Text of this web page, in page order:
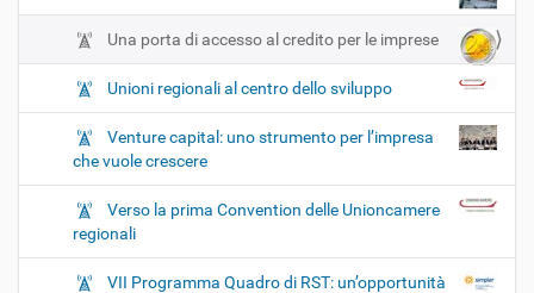
Una porta di accesso al credito per le imprese
Unioni regionali al centro dello sviluppo
Venture capital: uno strumento per l’impresa
che vuole crescere
Verso la prima Convention delle Unioncamere
regionali
VII Programma Quadro di RST: un’opportunità